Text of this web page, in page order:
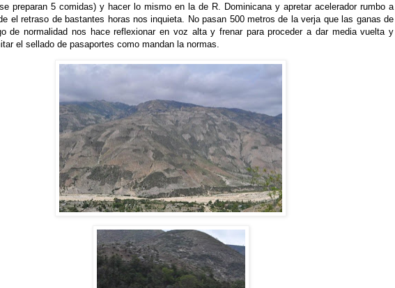
preparan 5 comidas) y hacer lo mismo en la de R. Dominicana y apretar acelerador rumbo a
el retraso de bastantes horas nos inquieta. No pasan 500 metros de la verja que las ganas de
de normalidad nos hace reflexionar en voz alta y frenar para proceder a dar media vuelta y
el sellado de pasaportes como mandan la normas.